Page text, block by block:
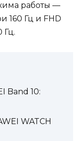
работы —
160 Гц и FHD
Гц.
Band 10:
WATCH